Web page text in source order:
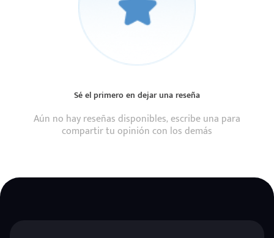
Sé el primero en dejar una reseña
Aún no hay reseñas disponibles, escribe una para
compartir tu opinión con los demás